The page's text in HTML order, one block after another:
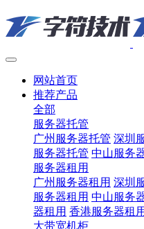
网站首页
推荐产品
全部
服务器托管
广州服务器托管 深圳
服务器托管 中山服务
服务器租用
广州服务器租用 深圳
服务器租用 中山服务
器租用 香港服务器租用
大带宽机柜